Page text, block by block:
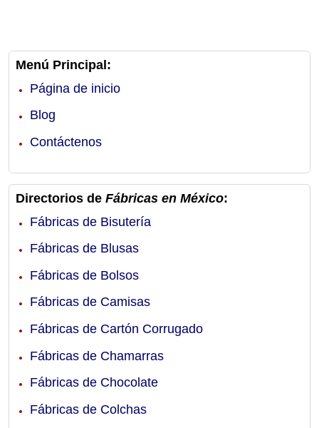
Menú Principal:
Página de inicio
Blog
Contáctenos
Directorios de Fábricas en México:
Fábricas de Bisutería
Fábricas de Blusas
Fábricas de Bolsos
Fábricas de Camisas
Fábricas de Cartón Corrugado
Fábricas de Chamarras
Fábricas de Chocolate
Fábricas de Colchas